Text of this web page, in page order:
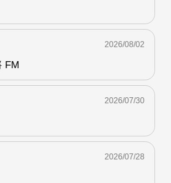
FM
2026/08/02
2026/07/30
2026/07/28